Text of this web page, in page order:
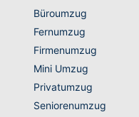
Büroumzug
Fernumzug
Firmenumzug
Mini Umzug
Privatumzug
Seniorenumzug